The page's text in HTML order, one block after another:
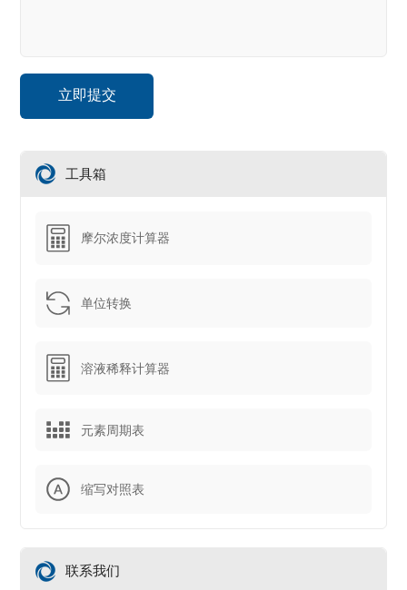
工具箱
摩尔浓度计算器
单位转换
溶液稀释计算器
元素周期表
缩写对照表
联系我们